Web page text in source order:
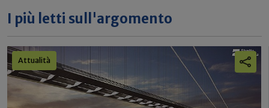
I più letti sull'argomento
Attualità